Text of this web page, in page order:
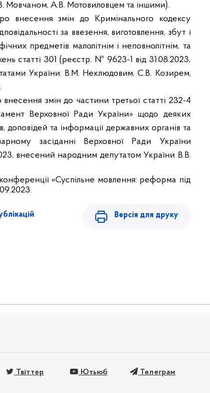
Мовчаном, А.В. Мотовиловцем та іншими).
внесення змін до Кримінального кодексу
за ввезення, виготовлення, збут і
предметів малолітнім і неповнолітнім, та
статті 301 (реєстр. № 9623-1 від 31.08.2023,
України: В.М. Неклюдовим, С.В. Козирем,
змін до частини третьої статті 232-4
Верховної Ради України» щодо деяких
доповідей та інформації державних органів та
засіданні Верховної Ради України
внесений народним депутатом України В.В.
«Суспільне мовлення: реформа під
Версія для друку
Твіттер Ютьюб Телеграм